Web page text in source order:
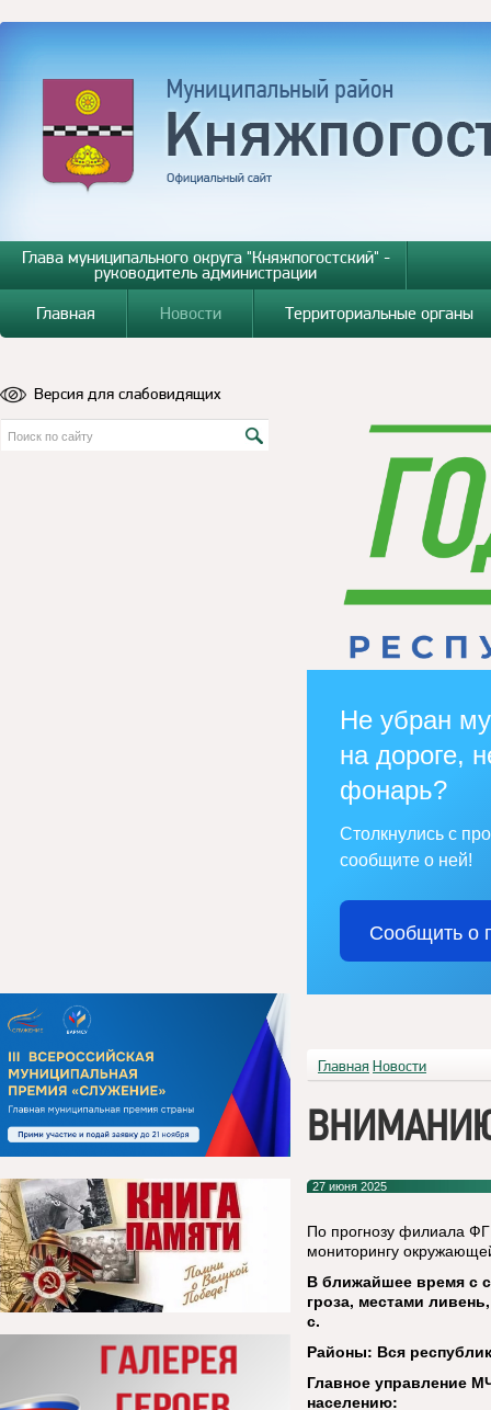
Глава муниципального округа "Княжпогостский" -
руководитель администрации
Главная
Новости Территориальные органы
Версия для слабовидящих
Не убран
на дороге,
фонарь?
Столкнулись с
сообщите о ней!
Сообщить о
Главная Новости
27 июня 2025
По прогнозу филиала
мониторингу
В ближайшее время с
гроза, местами
с.
Районы: Вся
Главное управление
населению: